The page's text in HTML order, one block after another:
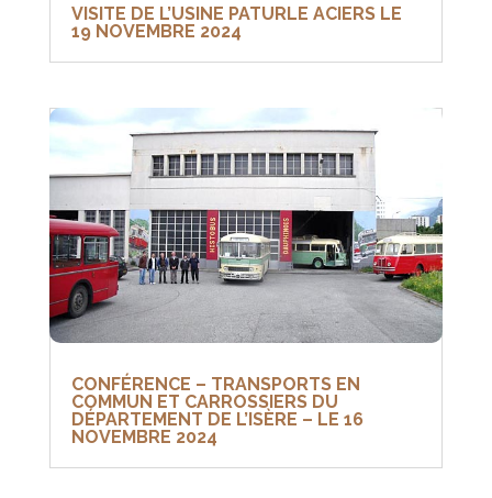
VISITE DE L’USINE PATURLE ACIERS LE
19 NOVEMBRE 2024
CONFÉRENCE – TRANSPORTS EN
COMMUN ET CARROSSIERS DU
DÉPARTEMENT DE L’ISÈRE – LE 16
NOVEMBRE 2024